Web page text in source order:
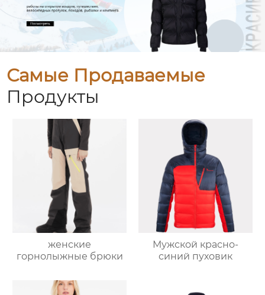
Самые Продаваемые
Продукты
женские
горнолыжные брюки
Мужской красно-
синий пуховик